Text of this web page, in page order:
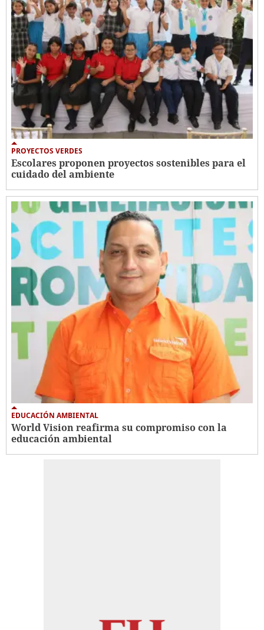
PROYECTOS VERDES
Escolares proponen proyectos sostenibles para el
cuidado del ambiente
EDUCACIÓN AMBIENTAL
World Vision reafirma su compromiso con la
educación ambiental